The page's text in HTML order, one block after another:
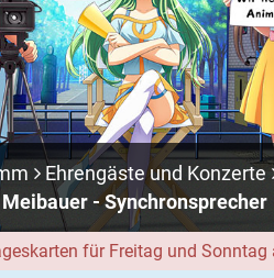
Ehrengäste und Konzerte
- Synchronsprecher
für Freitag und